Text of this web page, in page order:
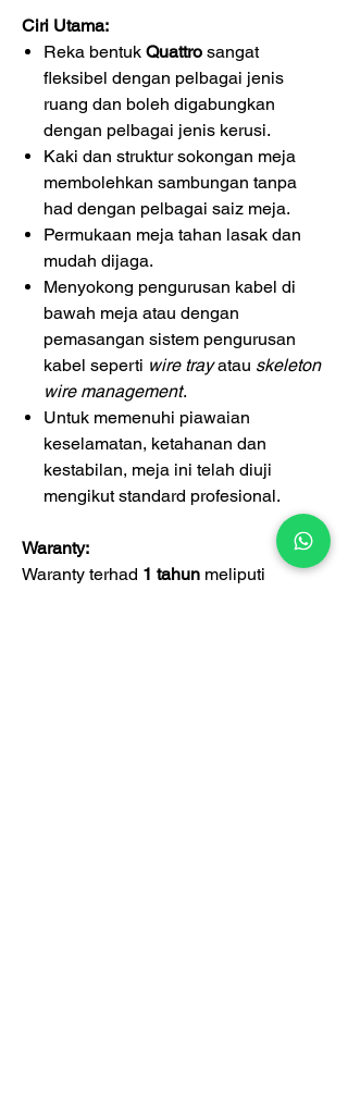
Ciri Utama:
Reka bentuk Quattro sangat
fleksibel dengan pelbagai jenis
ruang dan boleh digabungkan
dengan pelbagai jenis kerusi.
Kaki dan struktur sokongan meja
membolehkan sambungan tanpa
had dengan pelbagai saiz meja.
Permukaan meja tahan lasak dan
mudah dijaga.
Menyokong pengurusan kabel di
bawah meja atau dengan
pemasangan sistem pengurusan
kabel seperti wire trayatau skeleton
wire management.
Untuk memenuhi piawaian
keselamatan, ketahanan dan
kestabilan, meja ini telah diuji
mengikut standard profesional.
Waranty:
Waranty terhad 1 tahun meliputi